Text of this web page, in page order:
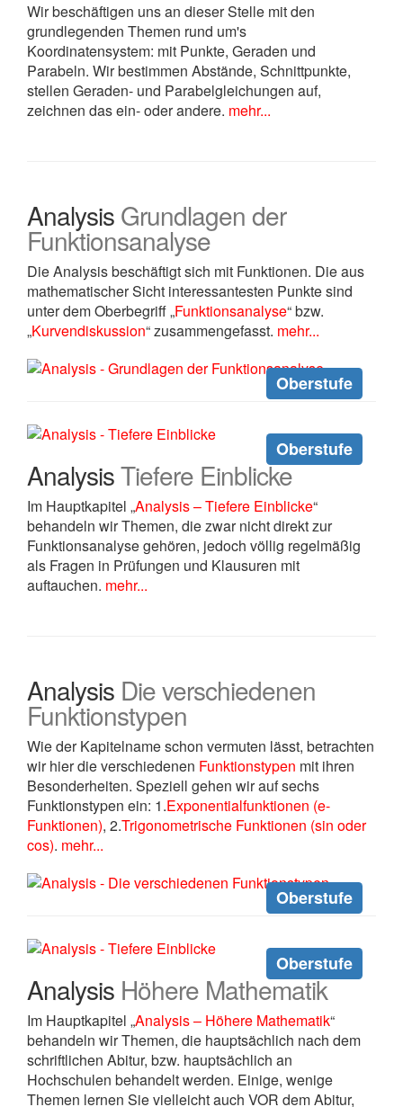
Wir beschäftigen uns an dieser Stelle mit den
grundlegenden Themen rund um's
Koordinatensystem: mit Punkte, Geraden und
Parabeln. Wir bestimmen Abstände, Schnittpunkte,
stellen Geraden- und Parabelgleichungen auf,
zeichnen das ein- oder andere. mehr...
Analysis Grundlagen der
Funktionsanalyse
Die Analysis beschäftigt sich mit Funktionen. Die aus
mathematischer Sicht interessantesten Punkte sind
unter dem Oberbegriff „Funktionsanalyse“ bzw.
„Kurvendiskussion“ zusammengefasst. mehr...
Oberstufe
Oberstufe
AnalysisTiefere Einblicke
Im Hauptkapitel „Analysis – Tiefere Einblicke“
behandeln wir Themen, die zwar nicht direkt zur
Funktionsanalyse gehören, jedoch völlig regelmäßig
als Fragen in Prüfungen und Klausuren mit
auftauchen. mehr...
Analysis Die verschiedenen
Funktionstypen
Wie der Kapitelname schon vermuten lässt, betrachten
wir hier die verschiedenen Funktionstypen mit ihren
Besonderheiten. Speziell gehen wir auf sechs
Funktionstypen ein: 1.Exponentialfunktionen (e-
Funktionen), 2.Trigonometrische Funktionen (sin oder
cos). mehr...
Oberstufe
Oberstufe
Analysis Höhere Mathematik
Im Hauptkapitel „Analysis – Höhere Mathematik“
behandeln wir Themen, die hauptsächlich nach dem
schriftlichen Abitur, bzw. hauptsächlich an
Hochschulen behandelt werden. Einige, wenige
Themen lernen Sie vielleicht auch VOR dem Abitur,